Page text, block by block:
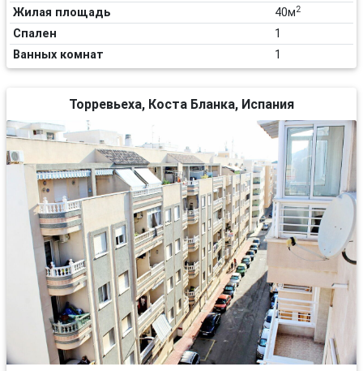
Жилая площадь 40м2
Спален
1
Ванных комнат
1
Торревьеха, Коста Бланка, Испания